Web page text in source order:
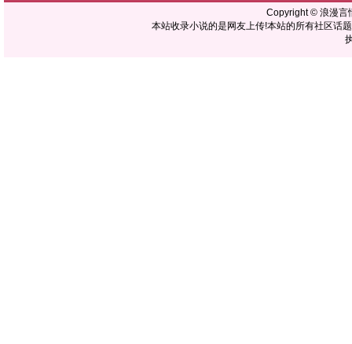
Copyright © 浪漫言
本站收录小说的是网友上传!本站的所有社区话